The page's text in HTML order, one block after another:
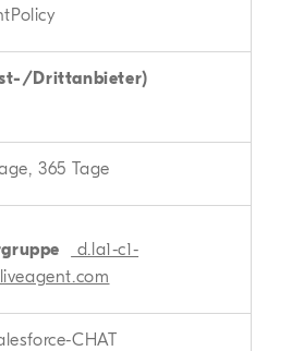
365 Tage
d.la1-c1-
CHAT